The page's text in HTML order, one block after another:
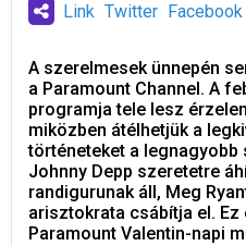
Link Twitter Facebook
A szerelmesek ünnepén
a Paramount Channel. A
programja tele lesz
miközben átélhetjük a
történeteket a
Johnny Depp szeretetre
randigurunak áll, Meg
arisztokrata csábítja el. Ez
Paramount Valentin-napi